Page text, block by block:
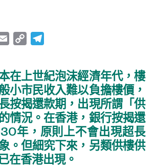
i
l
y
L
i
n
k
e
g
r
a
m
在上世紀泡沫經濟年代，樓
小市民收入難以負擔樓價，
按揭還款期，出現所謂「供
情況。在香港，銀行按揭還
年，原則上不會出現超長
。但細究下來，另類供樓供
在香港出現。